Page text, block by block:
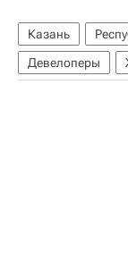
Казань
Девелоперы